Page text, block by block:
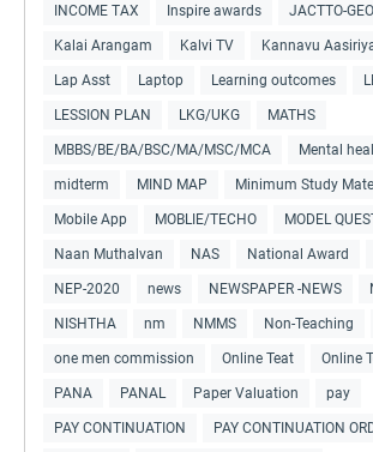
INCOME TAX Inspire awards JACTTO-GEO
Kalai Arangam Kalvi TV Kannavu
Lap Asst Laptop Learning outcomes
LESSION PLAN LKG/UKG MATHS
MBBS/BE/BA/BSC/MA/MSC/MCA Mental
midterm MIND MAP Minimum Study
Mobile App MOBLIE/TECHO MODEL
Naan Muthalvan NAS National Award
NEP-2020 news NEWSPAPER -NEWS
NISHTHA nm NMMS Non-Teaching
one men commission Online Teat Online
PANA PANAL Paper Valuation pay
PAY CONTINUATION PAY CONTINUATION